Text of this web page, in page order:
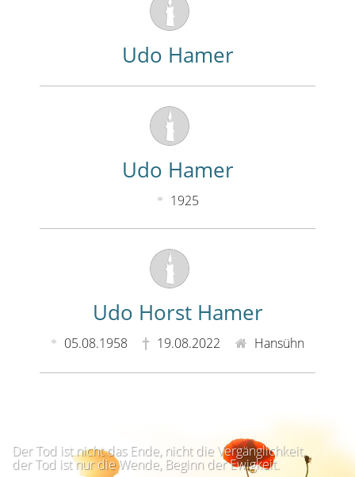
Udo Hamer
Udo Hamer
1925
Udo Horst Hamer
05.08.1958 19.08.2022 Hansühn
Der Tod ist nicht das Ende, nicht die Vergänglichkeit,
der Tod ist nur die Wende, Beginn der Ewigkeit.